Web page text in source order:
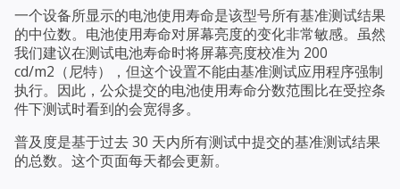
一个设备所显示的电池使用寿命是该型号所有基准测试结果
的中位数。电池使用寿命对屏幕亮度的变化非常敏感。虽然
我们建议在测试电池寿命时将屏幕亮度校准为 200
cd/m2（尼特），但这个设置不能由基准测试应用程序强制
执行。因此，公众提交的电池使用寿命分数范围比在受控条
件下测试时看到的会宽得多。
普及度是基于过去 30 天内所有测试中提交的基准测试结果
的总数。这个页面每天都会更新。